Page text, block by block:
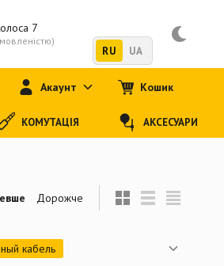
кабель
Дорожче
7
RU UA
Акаунт Кошик
КОМУТАЦІЯ АКСЕСУАРИ